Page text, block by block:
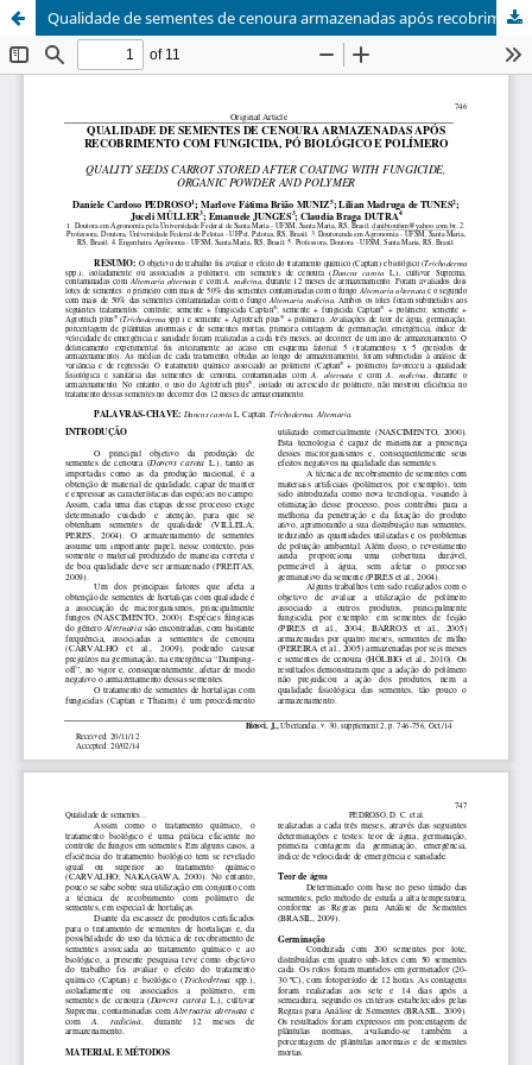
Qualidade de sementes de cenoura armazenadas após recobrimento com fungicida, pó biológico e polímero